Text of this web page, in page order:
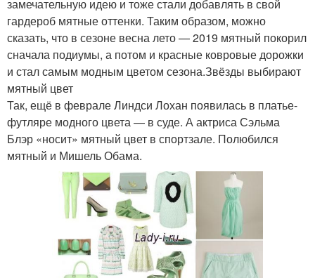
замечательную идею и тоже стали добавлять в свой
гардероб мятные оттенки. Таким образом, можно
сказать, что в сезоне весна лето — 2019 мятный покорил
сначала подиумы, а потом и красные ковровые дорожки
и стал самым модным цветом сезона.Звёзды выбирают
мятный цвет
Так, ещё в феврале Линдси Лохан появилась в платье-
футляре модного цвета — в суде. А актриса Сэльма
Блэр «носит» мятный цвет в спортзале. Полюбился
мятный и Мишель Обама.